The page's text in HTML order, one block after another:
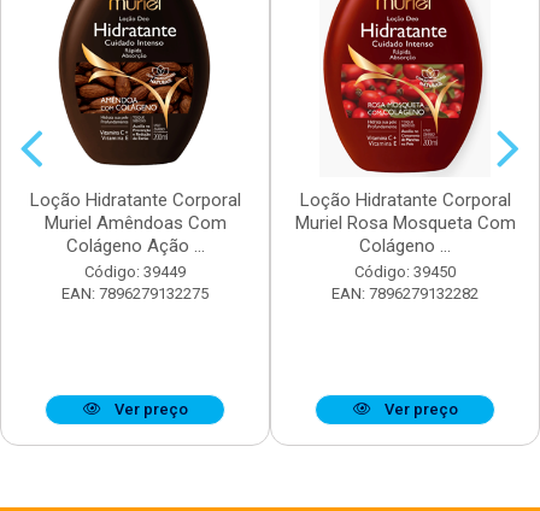
Loção Hidratante Corporal
Muriel Amêndoas Com
Colágeno Ação ...
Código: 39449
EAN: 7896279132275
Ver preço
Loção Hidratante Corporal
Muriel Rosa Mosqueta Com
Colágeno ...
Código: 39450
EAN: 7896279132282
Ver preço